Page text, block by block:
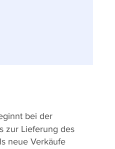
bei der
zur Lieferung des
neue Verkäufe